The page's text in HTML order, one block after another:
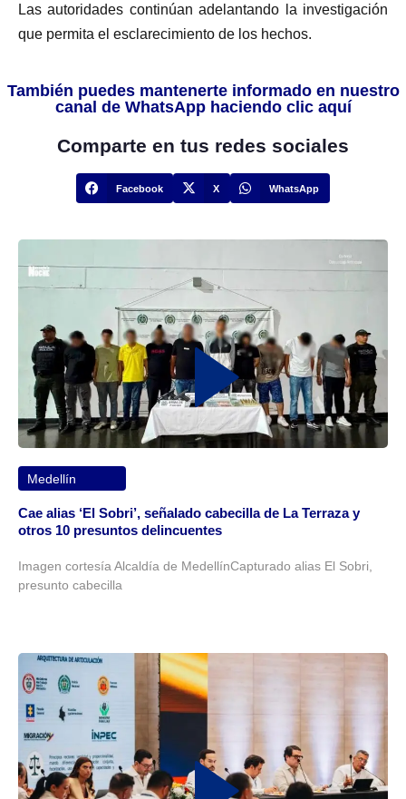
Las autoridades continúan adelantando la investigación
que permita el esclarecimiento de los hechos.
También puedes mantenerte informado en nuestro
canal de WhatsApp haciendo clic aquí
Comparte en tus redes sociales
Facebook X WhatsApp
Medellín
Cae alias ‘El Sobri’, señalado cabecilla de La Terraza y
otros 10 presuntos delincuentes
Imagen cortesía Alcaldía de MedellínCapturado alias El Sobri,
presunto cabecilla